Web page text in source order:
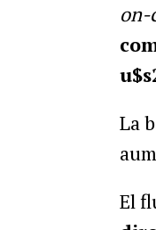
on-
La
El